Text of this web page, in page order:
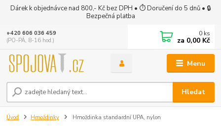
Dárek k objednávce nad 800,- Kč bez DPH • ⏱ Doručení do 5 dnů • 🔒
Bezpečná platba
Menu
Hledat
+420 606 036 459
(PO-PÁ, 8-16 hod.)
0 ks
za 0,00 Kč
Úvod Hmoždinky Hmoždinka standardní UPA, nylon